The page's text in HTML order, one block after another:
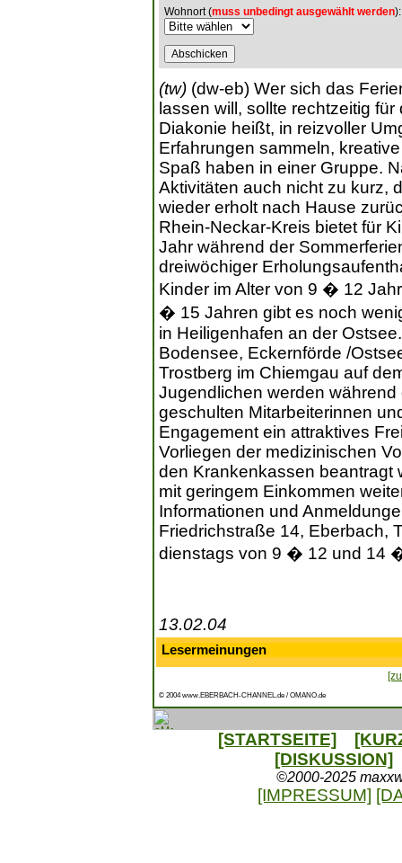
Wohnort (muss unbedingt ausgewählt werden):
(tw) (dw-eb) Wer sich das
lassen will, sollte rechtzeitig
Diakonie heißt, in reizvoller
Erfahrungen sammeln,
Spaß haben in einer Gruppe.
Aktivitäten auch nicht zu kurz,
wieder erholt nach Hause
Rhein-Neckar-Kreis bietet für
Jahr während der
dreiwöchiger
Kinder im Alter von 9 � 12
� 15 Jahren gibt es noch
in Heiligenhafen an der
Bodensee, Eckernförde /
Trostberg im Chiemgau auf
Jugendlichen werden
geschulten Mitarbeiterinnen
Engagement ein attraktives
Vorliegen der medizinischen
den Krankenkassen beantragt
mit geringem Einkommen
Informationen und
Friedrichstraße 14, Eberbach,
dienstags von 9 � 12 und 14
13.02.04
Lesermeinungen
© 2004 www.EBERBACH-CHANNEL.de / OMANO.de
[STARTSEITE]
[DISKUSSION]
©2000-2025
[IMPRESSUM]